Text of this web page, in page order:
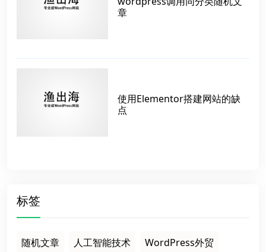
章
使用Elementor搭建网站的缺
点
标签
随机文章 人工智能技术 WordPress外贸